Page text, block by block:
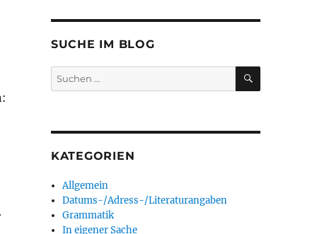
SUCHE IM BLOG
Suchen
nach:
SUCHEN
KATEGORIEN
Allgemein
Datums-/Adress-/Literaturangaben
Grammatik
In eigener Sache